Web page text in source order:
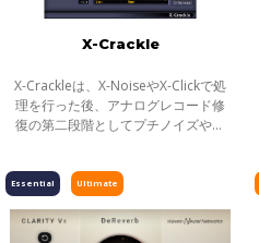
X-Crackle
X-Crackleは、X-NoiseやX-Clickで処
理を行った後、アナログレコード修
復の第二段階としてプチノイズや表
クルとは、オーディオ波形上に点在
Ultimate
Essential